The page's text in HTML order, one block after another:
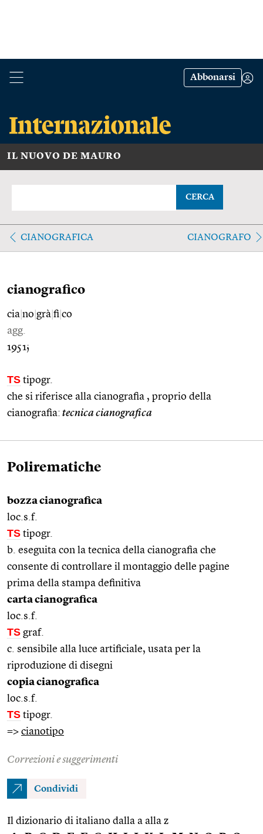
Abbonarsi
IL NUOVO DE MAURO
CERCA
CIANOGRAFICA CIANOGRAFO
cianografico
cia no grà fi co
agg.
1951;
TS tipogr.
che si riferisce alla cianografia , proprio della
cianografia: tecnica cianografica
Polirematiche
bozza cianografica
loc.s.f.
TS tipogr.
b. eseguita con la tecnica della cianografia che
consente di controllare il montaggio delle pagine
prima della stampa definitiva
carta cianografica
loc.s.f.
TS graf.
c. sensibile alla luce artificiale, usata per la
riproduzione di disegni
copia cianografica
loc.s.f.
TS tipogr.
=> cianotipo
Correzioni e suggerimenti
Condividi
Il dizionario di italiano dalla a alla z